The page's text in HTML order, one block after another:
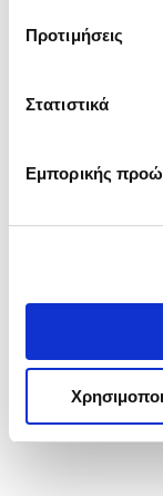
Προτιμήσεις
Στατιστικά
Εμπορικής